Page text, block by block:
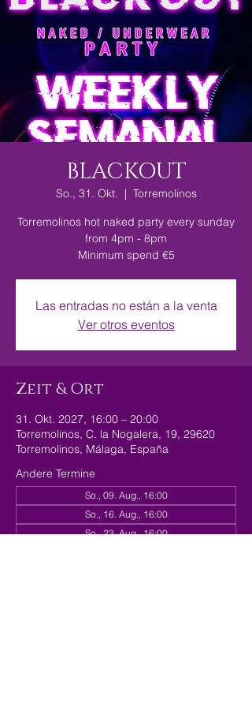
BLACKOUT
So., 31. Okt.
  |
Torremolinos
Torremolinos hot naked party every sunday
from 4pm - 8pm
Minimum spend €5
Las entradas no están a la venta
Ver otros eventos
Zeit & Ort
31. Okt. 2027, 16:00 – 20:00
Torremolinos, C. la Nogalera, 19, 29620
Torremolinos, Málaga, España
Andere Termine
So., 09. Aug., 16:00
So., 16. Aug., 16:00
So., 23. Aug., 16:00